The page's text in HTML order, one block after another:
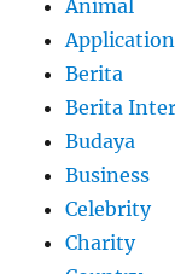
Animal
Berita
Berita
Budaya
Business
Celebrity
Charity